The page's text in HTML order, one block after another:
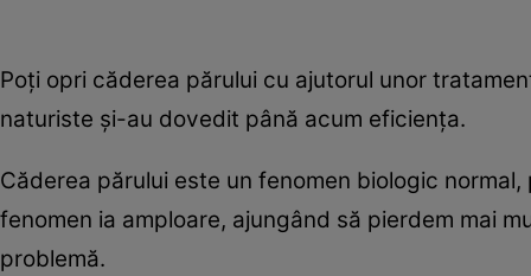
Poţi opri căderea părului cu ajutorul unor
naturiste şi-au dovedit până acum eficienţa.
Căderea părului este un fenomen biologic
fenomen ia amploare, ajungând să pierdem mai
problemă.